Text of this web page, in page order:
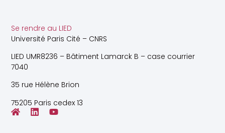
Se rendre au LIED
Université Paris Cité – CNRS
LIED UMR8236 – Bâtiment Lamarck B – case courrier
7040
35 rue Hélène Brion
75205 Paris cedex 13